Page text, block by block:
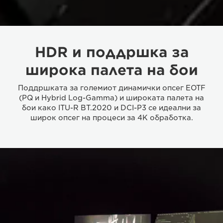
HDR и поддршка за
широка палета на бои
Поддршката за големиот динамички опсег EOTF
(PQ и Hybrid Log-Gamma) и широката палета на
бои како ITU-R BT.2020 и DCI-P3 се идеални за
широк опсег на процеси за 4K обработка.